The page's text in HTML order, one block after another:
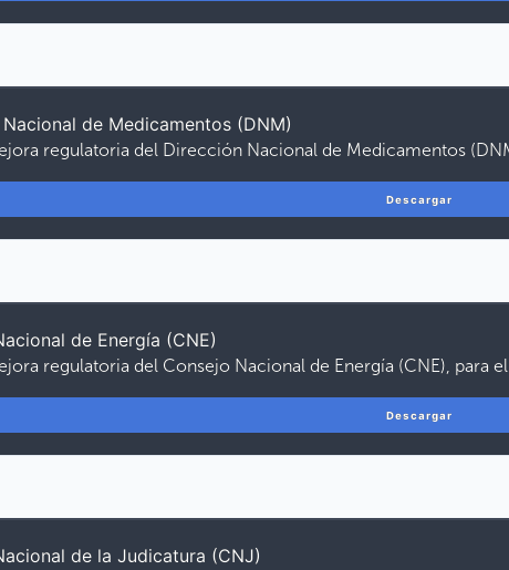
de Medicamentos (DNM)
regulatoria del Dirección Nacional de Medicamentos
Descargar
de Energía (CNE)
regulatoria del Consejo Nacional de Energía (CNE), para
Descargar
de la Judicatura (CNJ)